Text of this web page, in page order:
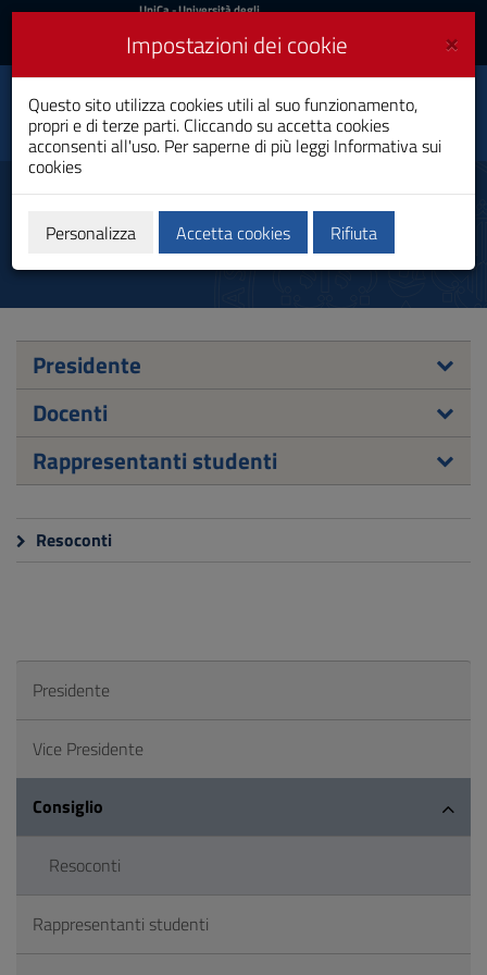
Vai
al
navigazione
sito
Vai
Footer
UniCa
Accedi
UniCa- Università degli
Accedi UniCA News
Toggle
navigation
Facoltà di Biologia e
Farmacia
Consiglio
Presidente
Docenti
Rappresentanti studenti
Resoconti
Presidente
Vice Presidente
Consiglio
Resoconti
Rappresentanti studenti
×
Impostazioni dei cookie
Questo sito utilizza cookies utili al suo funzionamento,
propri e di terze parti. Cliccando su accetta cookies
acconsenti all'uso. Per saperne di più leggi Informativa sui
cookies
Personalizza Accetta cookies Rifiuta